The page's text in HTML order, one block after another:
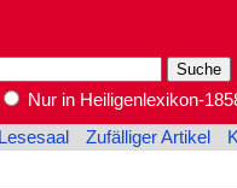
Nur in Heiligenlexikon-
Lesesaal Zufälliger Artikel